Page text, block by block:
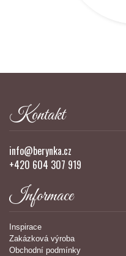
Kontakt
info@berynka.cz
+420 604 307 919
Informace
Inspirace
Zakázková výroba
Obchodní podmínky